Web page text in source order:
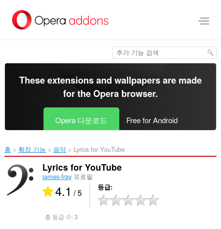
건
These extensions and wallpapers are made
for theOpera browser.
Opera 다운로드 Free for Android
홈 확장 기능 음악 Lyrics for YouTube‎
Lyrics for YouTube
james-fray프로필
4.1 / 5 등급
총 등급 수:3